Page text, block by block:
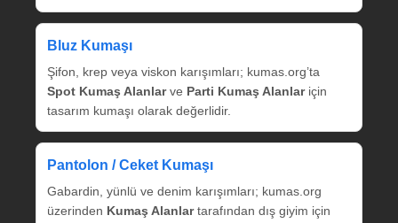
Bluz Kumaşı
Şifon, krep veya viskon karışımları; kumas.org’ta
Spot Kumaş Alanlarve Parti Kumaş Alanlariçin
tasarım kumaşı olarak değerlidir.
Pantolon / Ceket Kumaşı
Gabardin, yünlü ve denim karışımları; kumas.org
üzerinden Kumaş Alanlartarafından dış giyim için